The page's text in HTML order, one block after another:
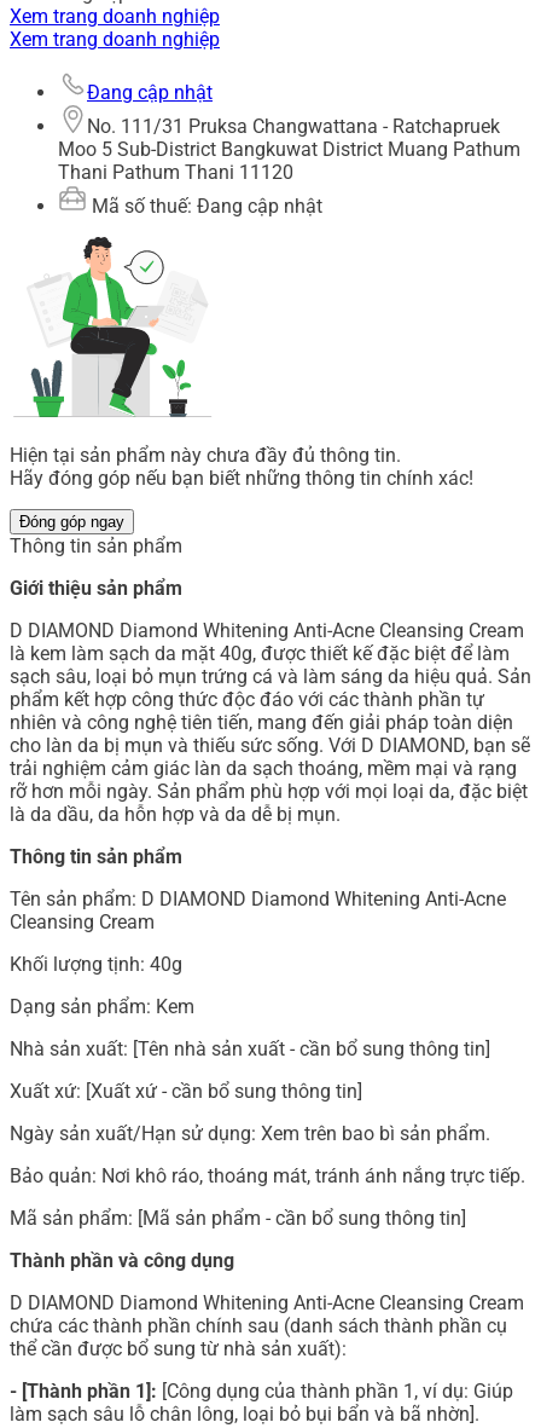
Xem trang doanh nghiệp
Xem trang doanh nghiệp
Đang cập nhật
No. 111/31 Pruksa Changwattana - Ratchapruek
Moo 5 Sub-District Bangkuwat District Muang Pathum
Thani Pathum Thani 11120
Mã số thuế: Đang cập nhật
Hiện tại sản phẩm này chưa đầy đủ thông tin.
Hãy đóng góp nếu bạn biết những thông tin chính xác!
Đóng góp ngay
Thông tin sản phẩm
Giới thiệu sản phẩm
D DIAMOND Diamond Whitening Anti-Acne Cleansing Cream
là kem làm sạch da mặt 40g, được thiết kế đặc biệt để làm
sạch sâu, loại bỏ mụn trứng cá và làm sáng da hiệu quả. Sản
phẩm kết hợp công thức độc đáo với các thành phần tự
nhiên và công nghệ tiên tiến, mang đến giải pháp toàn diện
cho làn da bị mụn và thiếu sức sống. Với D DIAMOND, bạn sẽ
trải nghiệm cảm giác làn da sạch thoáng, mềm mại và rạng
rỡ hơn mỗi ngày. Sản phẩm phù hợp với mọi loại da, đặc biệt
là da dầu, da hỗn hợp và da dễ bị mụn.
Thông tin sản phẩm
Tên sản phẩm: D DIAMOND Diamond Whitening Anti-Acne
Cleansing Cream
Khối lượng tịnh: 40g
Dạng sản phẩm: Kem
Nhà sản xuất: [Tên nhà sản xuất - cần bổ sung thông tin]
Xuất xứ: [Xuất xứ - cần bổ sung thông tin]
Ngày sản xuất/Hạn sử dụng: Xem trên bao bì sản phẩm.
Bảo quản: Nơi khô ráo, thoáng mát, tránh ánh nắng trực tiếp.
Mã sản phẩm: [Mã sản phẩm - cần bổ sung thông tin]
Thành phần và công dụng
D DIAMOND Diamond Whitening Anti-Acne Cleansing Cream
chứa các thành phần chính sau (danh sách thành phần cụ
thể cần được bổ sung từ nhà sản xuất):
- [Thành phần 1]: [Công dụng của thành phần 1, ví dụ: Giúp
làm sạch sâu lỗ chân lông, loại bỏ bụi bẩn và bã nhờn].